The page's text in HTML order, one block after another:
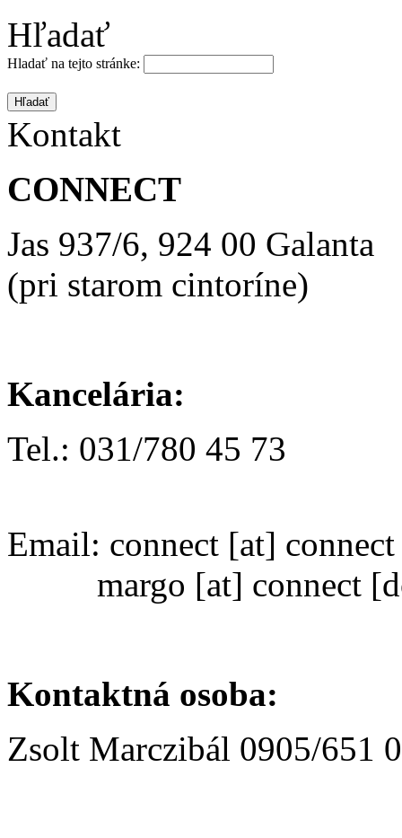
Hľadať
Hladať na tejto stránke:
Kontakt
CONNECT
Jas 937/6, 924 00 Galanta
(pri starom cintoríne)
Kancelária:
Tel.: 031/780 45 73
Email: connect [at]
margo [at] connect
Kontaktná osoba:
Zsolt Marczibál 0905/651